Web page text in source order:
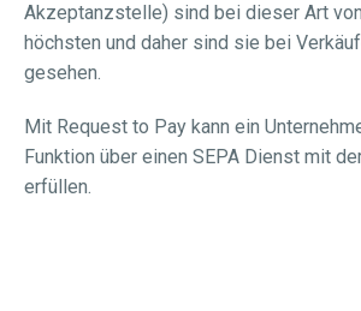
Akzeptanzstelle) sind bei dieser Art
höchsten und daher sind sie bei
gesehen.
Mit Request to Pay kann ein
Funktion über einen SEPA Dienst mit
erfüllen.